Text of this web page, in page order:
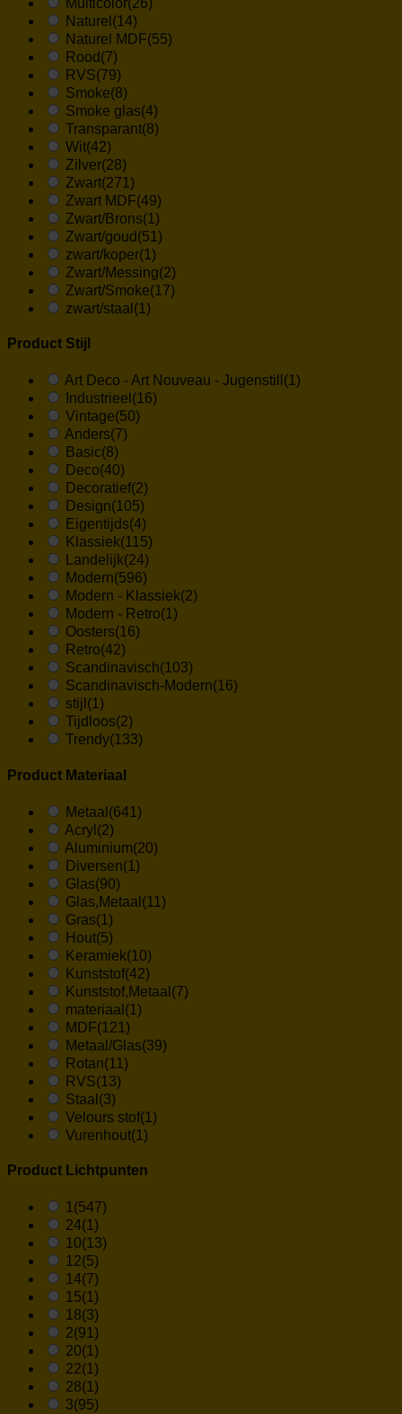
Naturel (14)
Naturel MDF(55)
Rood (7)
RVS(79)
Smoke(8)
Smoke glas(4)
Transparant(8)
Wit(42)
Zilver(28)
Zwart(271)
Zwart MDF(49)
Zwart/Brons(1)
Zwart/goud (51)
zwart/koper(1)
Zwart/Messing(2)
Zwart/Smoke(17)
zwart/staal (1)
Product Stijl
Art Deco - Art Nouveau - Jugenstill (1)
Industrieel (16)
Vintage(50)
Anders(7)
Basic(8)
Deco(40)
Decoratief(2)
Design(105)
Eigentijds(4)
Klassiek(115)
Landelijk(24)
Modern(596)
Modern - Klassiek(2)
Modern - Retro(1)
Oosters(16)
Retro(42)
Scandinavisch(103)
Scandinavisch-Modern(16)
stijl (1)
Tijdloos(2)
Trendy(133)
Product Materiaal
Metaal (641)
Acryl (2)
Aluminium(20)
Diversen(1)
Glas(90)
Glas,Metaal (11)
Gras(1)
Hout(5)
Keramiek(10)
Kunststof(42)
Kunststof,Metaal (7)
materiaal (1)
MDF(121)
Metaal/Glas(39)
Rotan(11)
RVS(13)
Staal (3)
Velours stof(1)
Vurenhout(1)
Product Lichtpunten
1(547)
24(1)
10(13)
12(5)
14(7)
15(1)
18(3)
2(91)
20(1)
22(1)
28(1)
3(95)